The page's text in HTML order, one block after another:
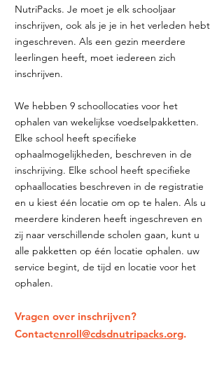
NutriPacks. Je moet je elk schooljaar
inschrijven, ook als je je in het verleden hebt
ingeschreven. Als een gezin meerdere
leerlingen heeft, moet iedereen zich
inschrijven.
We hebben 9 schoollocaties voor het
ophalen van wekelijkse voedselpakketten.
Elke school heeft specifieke
ophaalmogelijkheden, beschreven in de
inschrijving. Elke school heeft specifieke
ophaallocaties beschreven in de registratie
en u kiest één locatie om op te halen. Als u
meerdere kinderen heeft ingeschreven en
zij naar verschillende scholen gaan, kunt u
alle pakketten op één locatie ophalen. uw
service begint, de tijd en locatie voor het
ophalen.
Vragen over inschrijven?
Contactenroll@cdsdnutripacks.org.